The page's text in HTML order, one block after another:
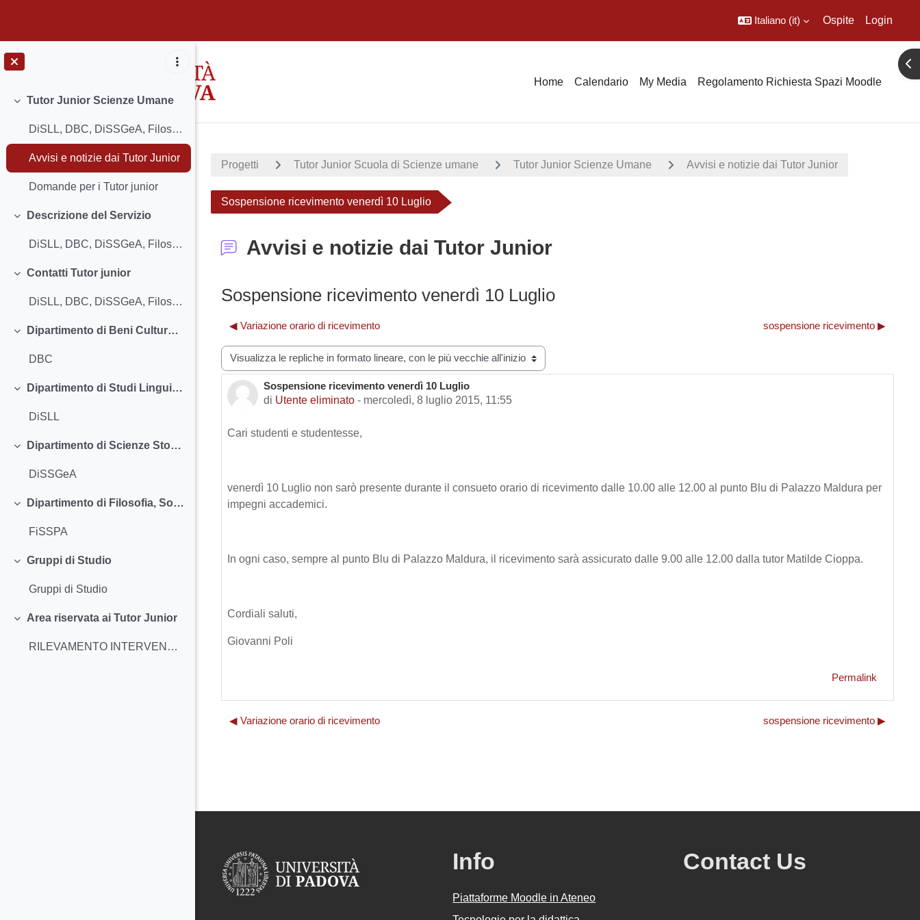
Italiano ‎(it)‎ Ospite Login
Home Calendario My Media Regolamento Richiesta Spazi Moodle
Minimizza
Tutor Junior Scienze Umane
DiSLL, DBC, DiSSGeA, Filosofia, Comunicazi...
Avvisi e notizie dai Tutor Junior
Domande per i Tutor junior
Minimizza
Descrizione del Servizio
DiSLL, DBC, DiSSGeA, Filosofia, Comunicazi... (copia)
Minimizza
Contatti Tutor junior
DiSLL, DBC, DiSSGeA, Filosofia, Comunicazi...
Minimizza
Dipartimento di Beni Culturali (DBC)
DBC
Minimizza
Dipartimento di Studi Linguistici e Letterari (DiSLL)
DiSLL
Minimizza
Dipartimento di Scienze Storiche, Geografiche e dell'Antichità (DiSSGeA)
DiSSGeA
Minimizza
Dipartimento di Filosofia, Sociologia, Pedagogia e Psicologia Applicata (FiSSPA): Filosofia, Comunicazione
FiSSPA
Minimizza
Gruppi di Studio
Gruppi di Studio
Minimizza
Area riservata ai Tutor Junior
RILEVAMENTO INTERVENTI 25/26
Progetti Tutor Junior Scuola di Scienze umane Tutor Junior Scienze Umane Avvisi e notizie dai Tutor Junior
Sospensione ricevimento venerdì 10 Luglio
Avvisi e notizie dai Tutor Junior
Sospensione ricevimento venerdì 10 Luglio
◀︎ Variazione orario di ricevimento sospensione ricevimento ▶︎
Modalità visualizzazione
Sospensione ricevimento venerdì 10 Luglio
di Utente eliminato - mercoledì, 8 luglio 2015, 11:55
Numero di risposte: 0
Cari studenti e studentesse,
venerdì 10 Luglio non sarò presente durante il consueto orario di ricevimento dalle 10.00 alle 12.00 al punto Blu di Palazzo Maldura per
impegni accademici.
In ogni caso, sempre al punto Blu di Palazzo Maldura, il ricevimento sarà assicurato dalle 9.00 alle 12.00 dalla tutor Matilde Cioppa.
Cordiali saluti,
Giovanni Poli
Permalink
◀︎ Variazione orario di ricevimento sospensione ricevimento ▶︎
Info
Piattaforme Moodle in Ateneo
Contact Us